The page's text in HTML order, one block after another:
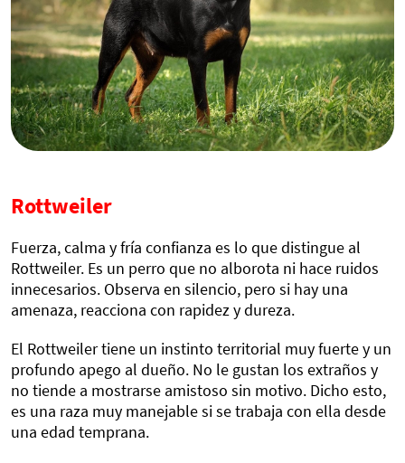
Rottweiler
Fuerza, calma y fría confianza es lo que distingue al
Rottweiler. Es un perro que no alborota ni hace ruidos
innecesarios. Observa en silencio, pero si hay una
amenaza, reacciona con rapidez y dureza.
El Rottweiler tiene un instinto territorial muy fuerte y un
profundo apego al dueño. No le gustan los extraños y
no tiende a mostrarse amistoso sin motivo. Dicho esto,
es una raza muy manejable si se trabaja con ella desde
una edad temprana.